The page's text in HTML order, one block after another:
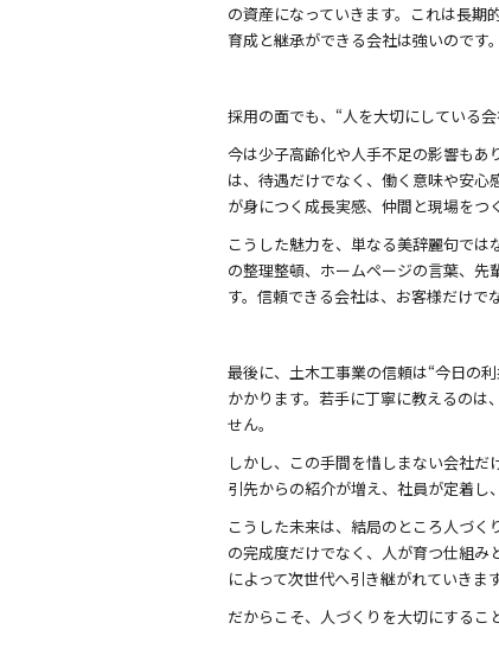
の資産になっていきます。これは長期
育成と継承ができる会社は強いのです。
採用の面でも、“人を大切にしている会
今は少子高齢化や人手不足の影響もあ
は、待遇だけでなく、働く意味や安
が身につく成長実感、仲間と現場をつ
こうした魅力を、単なる美辞麗句で
の整理整頓、ホームページの言葉、
す。信頼できる会社は、お客様だけで
最後に、土木工事業の信頼は“今日の
かかります。若手に丁寧に教えるのは
せん。
しかし、この手間を惜しまない会社
引先からの紹介が増え、社員が定着し
こうした未来は、結局のところ人づ
の完成度だけでなく、人が育つ仕組み
によって次世代へ引き継がれていきます
だからこそ、人づくりを大切にするこ